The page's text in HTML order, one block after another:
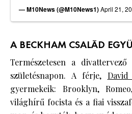
— M10News (@M10News1)April 21,
A BECKHAM CSALÁD
Természetesen a
születésnapon. A férje, David
gyermekeik: Brooklyn,
világhírű focista és a fiai